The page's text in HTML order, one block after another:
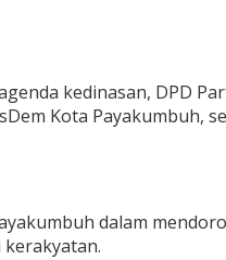
kedinasan, DPD
Kota Payakumbuh,
dalam